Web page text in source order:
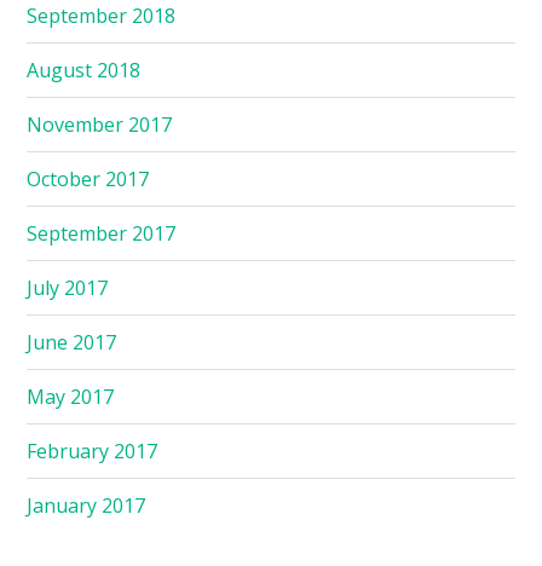
September 2018
August 2018
November 2017
October 2017
September 2017
July 2017
June 2017
May 2017
February 2017
January 2017